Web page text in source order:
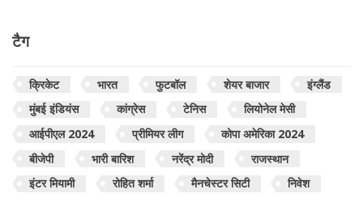
टैग
क्रिकेट भारत फुटबॉल शेयर बाजार
इंग्लैंड
मुंबई इंडियंस
कांग्रेस टेनिस
लियोनेल मेसी
आईपीएल 2024
प्रीमियर लीग
कोपा अमेरिका 2024
बीजेपी
भारी बारिश नरेंद्र मोदी
राजस्थान
इंटर मियामी
रोहित शर्मा मैनचेस्टर सिटी निवेश